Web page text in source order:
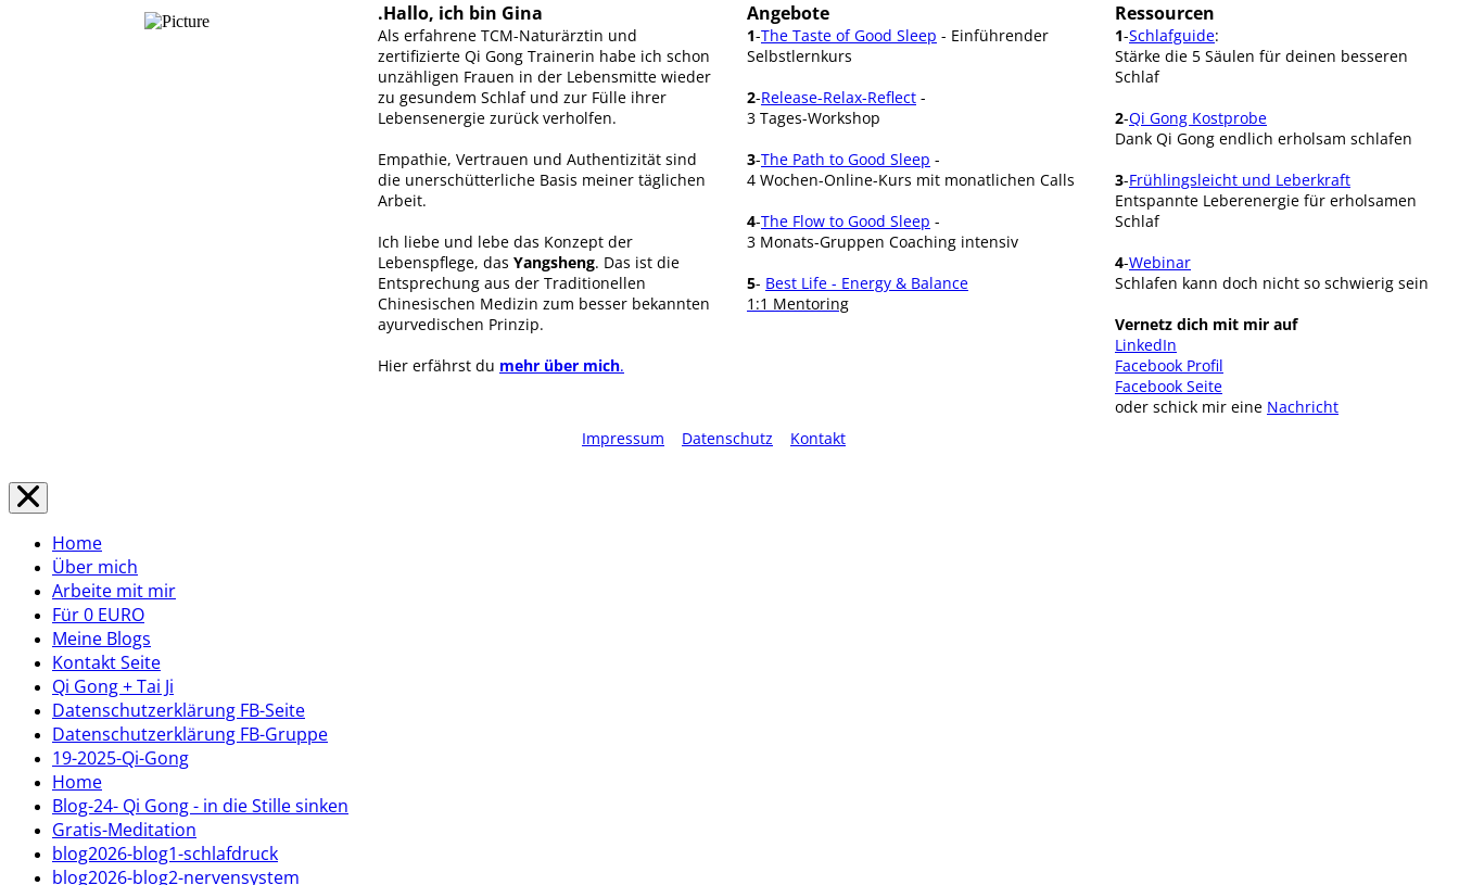
.Hallo, ich bin Gina
Als erfahrene TCM-Naturärztin und
zertifizierte Qi Gong Trainerin habe ich schon
unzähligen Frauen in der Lebensmitte wieder
zu gesundem Schlaf und zur Fülle ihrer
Lebensenergie zurück verholfen.
Empathie, Vertrauen und Authentizität sind
die unerschütterliche Basis meiner täglichen
Arbeit.
Ich liebe und lebe das Konzept der
Lebenspflege, das Yangsheng. Das ist die
Entsprechung aus der Traditionellen
Chinesischen Medizin zum besser bekannten
ayurvedischen Prinzip.
Hier erfährst du mehr über mich.
Angebote
1-The Taste of Good Sleep - Einführender
Selbstlernkurs
2-Release-Relax-Reflect -
3 Tages-Workshop
3-The Path to Good Sleep -
4 Wochen-Online-Kurs mit monatlichen Calls
4-The Flow to Good Sleep -
3 Monats-Gruppen Coaching intensiv
5- Best Life - Energy & Balance
1:1 Mentoring
Ressourcen
1-Schlafguide:
Stärke die 5 Säulen für deinen besseren
Schlaf
2-Qi Gong Kostprobe
Dank Qi Gong endlich erholsam schlafen
3-Frühlingsleicht und Leberkraft
Entspannte Leberenergie für erholsamen
Schlaf
4-Webinar
Schlafen kann doch nicht so schwierig sein
Vernetz dich mit mir auf
LinkedIn
Facebook Profil
Facebook Seite
oder schick mir eine Nachricht
Impressum
Datenschutz Kontakt
Home
Über mich
Arbeite mit mir
Für 0 EURO
Meine Blogs
Kontakt Seite
Qi Gong + Tai Ji
Datenschutzerklärung FB-Seite
Datenschutzerklärung FB-Gruppe
19-2025-Qi-Gong
Home
Blog-24- Qi Gong - in die Stille sinken
Gratis-Meditation
blog2026-blog1-schlafdruck
blog2026-blog2-nervensystem